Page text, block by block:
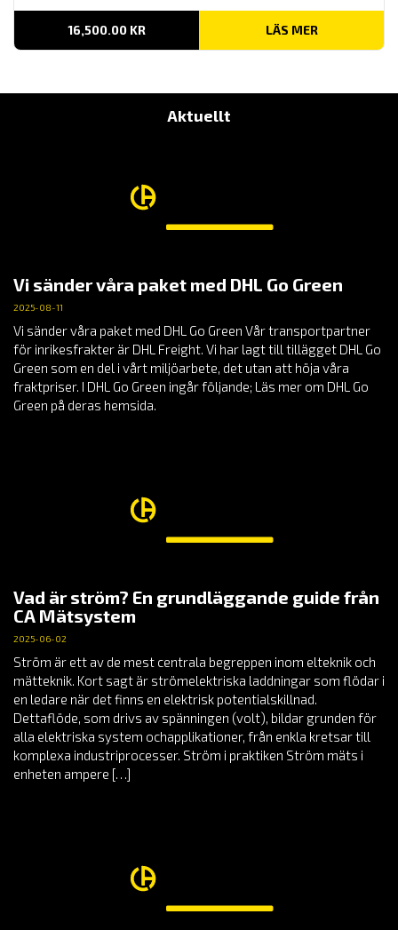
16,500.00 KR LÄS MER
Aktuellt
Vi sänder våra paket med DHL Go Green
2025-08-11
Vi sänder våra paket med DHL Go Green Vår transportpartner
för inrikesfrakter är DHL Freight. Vi har lagt till tillägget DHL Go
Green som en del i vårt miljöarbete, det utan att höja våra
fraktpriser. I DHL Go Green ingår följande; Läs mer om DHL Go
Green på deras hemsida.
Vad är ström? En grundläggande guide från
CA Mätsystem
2025-06-02
Ström är ett av de mest centrala begreppen inom elteknik och
mätteknik. Kort sagt är strömelektriska laddningar som flödar i
en ledare när det finns en elektrisk potentialskillnad.
Dettaflöde, som drivs av spänningen (volt), bildar grunden för
alla elektriska system ochapplikationer, från enkla kretsar till
komplexa industriprocesser. Ström i praktiken Ström mäts i
enheten ampere […]